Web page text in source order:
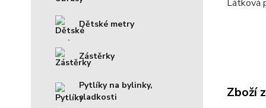
Dětské metry
Zástěrky
Pytlíky na bylinky,
sladkosti
Látková
Zboží